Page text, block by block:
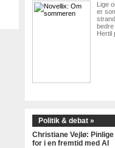
Lige
er
bedre
Hertil
Politik & debat »
Christiane Vejlø:
for i en fremtid med AI